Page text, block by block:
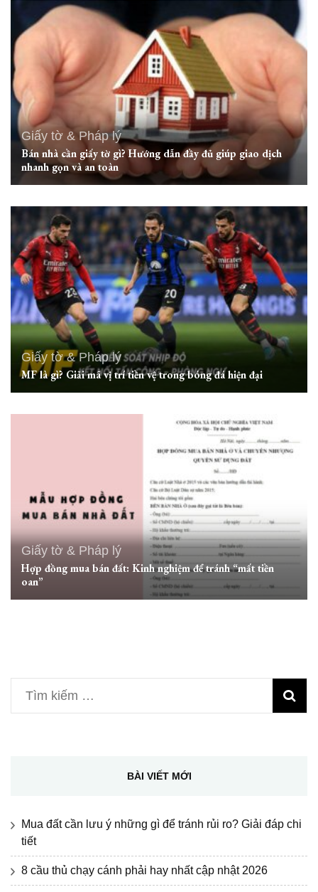
Giấy tờ & Pháp lý
Bán nhà cần giấy tờ gì? Hướng dẫn đầy đủ giúp giao dịch
nhanh gọn và an toàn
Giấy tờ & Pháp lý
MF là gì? Giải mã vị trí tiền vệ trong bóng đá hiện đại
Giấy tờ & Pháp lý
Hợp đồng mua bán đất: Kinh nghiệm để tránh “mất tiền
oan”
Tìm
kiếm
BÀI VIẾT MỚI
Mua đất cần lưu ý những gì để tránh rủi ro? Giải đáp chi
tiết
8 cầu thủ chạy cánh phải hay nhất cập nhật 2026